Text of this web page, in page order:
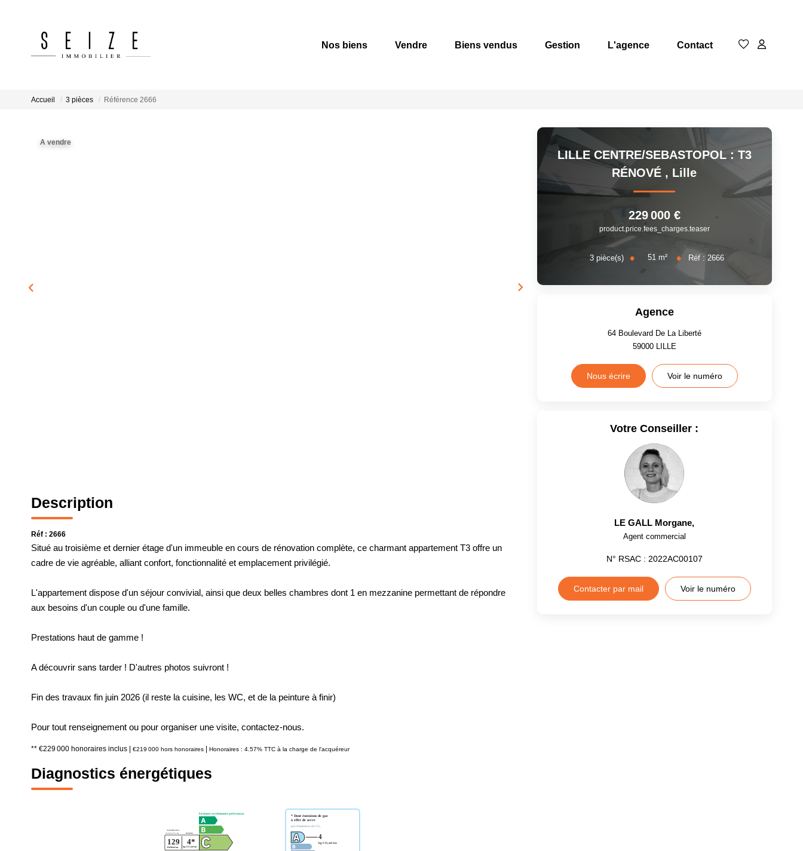
Nos biens Vendre Biens vendus Gestion L'agence Contact
Accueil 3 pièces Référence 2666
A vendre
Description
Réf : 2666
Situé au troisième et dernier étage d'un immeuble en cours de rénovation complète, ce charmant appartement T3 offre un
cadre de vie agréable, alliant confort, fonctionnalité et emplacement privilégié.
L'appartement dispose d'un séjour convivial, ainsi que deux belles chambres dont 1 en mezzanine permettant de répondre
aux besoins d'un couple ou d'une famille.
Prestations haut de gamme !
A découvrir sans tarder ! D'autres photos suivront !
Fin des travaux fin juin 2026 (il reste la cuisine, les WC, et de la peinture à finir)
Pour tout renseignement ou pour organiser une visite, contactez-nous.
** €229 000 honoraires inclus €219 000 hors honoraires Honoraires : 4.57% TTC à la charge de l'acquéreur
Diagnostics énergétiques
LILLE CENTRE/SEBASTOPOL : T3
RÉNOVÉ , Lille
229 000 €
product.price.fees_charges.teaser
3 pièce(s) 51 m² Réf : 2666
Agence
64 Boulevard De La Liberté
59000 LILLE
Nous écrire Voir le numéro
Votre Conseiller :
LE GALL Morgane,
Agent commercial
N° RSAC : 2022AC00107
Contacter par mail Voir le numéro